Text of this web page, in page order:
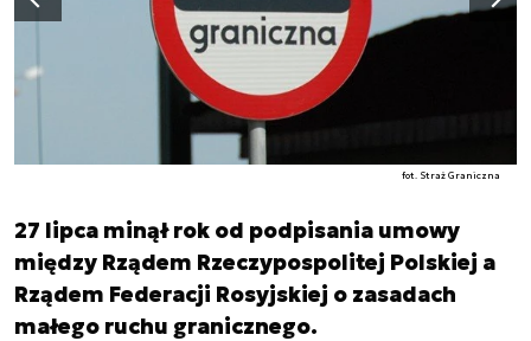
fot. Straż Graniczna
Poprzedni slajd
27 lipca minął rok od podpisania umowy
między Rządem Rzeczypospolitej Polskiej a
Rządem Federacji Rosyjskiej o zasadach
małego ruchu granicznego.